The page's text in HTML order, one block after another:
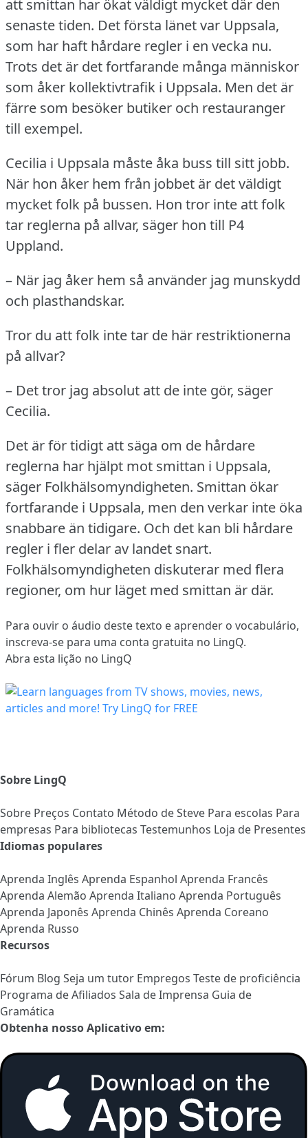
att smittan har ökat väldigt mycket där den
senaste tiden. Det första länet var Uppsala,
som har haft hårdare regler i en vecka nu.
Trots det är det fortfarande många människor
som åker kollektivtrafik i Uppsala. Men det är
färre som besöker butiker och restauranger
till exempel.
Cecilia i Uppsala måste åka buss till sitt jobb.
När hon åker hem från jobbet är det väldigt
mycket folk på bussen. Hon tror inte att folk
tar reglerna på allvar, säger hon till P4
Uppland.
– När jag åker hem så använder jag munskydd
och plasthandskar.
Tror du att folk inte tar de här restriktionerna
på allvar?
– Det tror jag absolut att de inte gör, säger
Cecilia.
Det är för tidigt att säga om de hårdare
reglerna har hjälpt mot smittan i Uppsala,
säger Folkhälsomyndigheten. Smittan ökar
fortfarande i Uppsala, men den verkar inte öka
snabbare än tidigare. Och det kan bli hårdare
regler i fler delar av landet snart.
Folkhälsomyndigheten diskuterar med flera
regioner, om hur läget med smittan är där.
Para ouvir o áudio deste texto e aprender o vocabulário,
inscreva-se para uma conta gratuita no LingQ.
Abra esta lição no LingQ
Sobre LingQ
Sobre Preços Contato Método de Steve Para escolas Para
empresas Para bibliotecas Testemunhos Loja de Presentes
Idiomas populares
Aprenda Inglês Aprenda Espanhol Aprenda Francês
Aprenda Alemão Aprenda Italiano Aprenda Português
Aprenda Japonês Aprenda Chinês Aprenda Coreano
Aprenda Russo
Recursos
Fórum Blog Seja um tutor Empregos Teste de proficiência
Programa de Afiliados Sala de Imprensa Guia de
Gramática
Obtenha nosso Aplicativo em: